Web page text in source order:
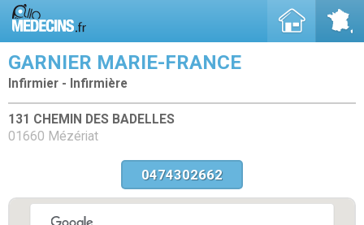
GARNIER MARIE-FRANCE
Infirmier - Infirmière
131 CHEMIN DES BADELLES
01660 Mézériat
0474302662